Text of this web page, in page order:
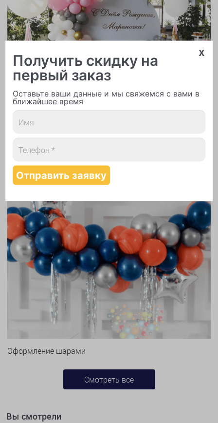
Арки и гирлянды из шаров
Надутие шаров гелием
Оформление шарами
Смотреть все
Вы смотрели
x
Получить скидку на
первый заказ
Оставьте ваши данные и мы свяжемся с вами в
ближайшее время